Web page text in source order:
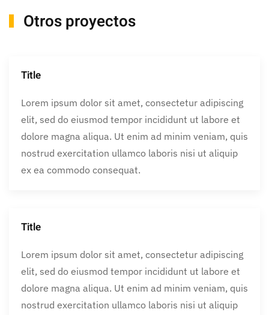
Otros proyectos
Title
Lorem ipsum dolor sit amet, consectetur adipiscing
elit, sed do eiusmod tempor incididunt ut labore et
dolore magna aliqua. Ut enim ad minim veniam, quis
nostrud exercitation ullamco laboris nisi ut aliquip
ex ea commodo consequat.
Title
Lorem ipsum dolor sit amet, consectetur adipiscing
elit, sed do eiusmod tempor incididunt ut labore et
dolore magna aliqua. Ut enim ad minim veniam, quis
nostrud exercitation ullamco laboris nisi ut aliquip